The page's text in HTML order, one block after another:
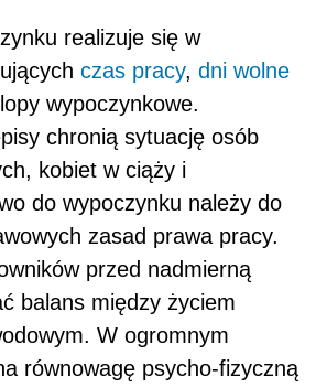
realizuje się w
czas pracy, dni wolne
wypoczynkowe.
chronią sytuację osób
kobiet w ciąży i
do wypoczynku należy do
zasad prawa pracy.
przed nadmierną
balans między życiem
W ogromnym
równowagę psycho-fizyczną